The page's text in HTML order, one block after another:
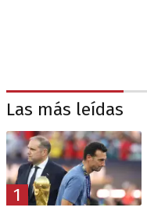
Las más leídas
1